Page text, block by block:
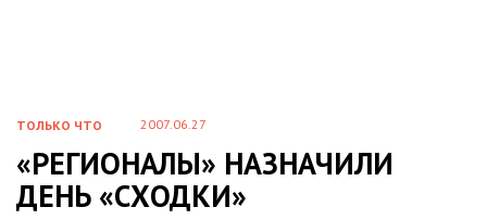
ТОЛЬКО ЧТО 2007.06.27
«РЕГИОНАЛЫ» НАЗНАЧИЛИ
ДЕНЬ «СХОДКИ»